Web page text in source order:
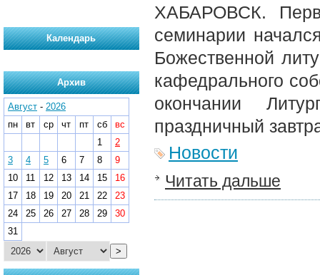
ХАБАРОВСК.
семинарии
Божественной
кафедрального
окончании
праздничный
Новости
Читать дальше
Календарь
Архив
Август - 2026
пн
вт ср чт пт сб
вс
1
2
3
4 5 6 7 8
9
10
11 12 13 14 15
16
17
18 19 20 21 22
23
24
25 26 27 28 29
30
31
>